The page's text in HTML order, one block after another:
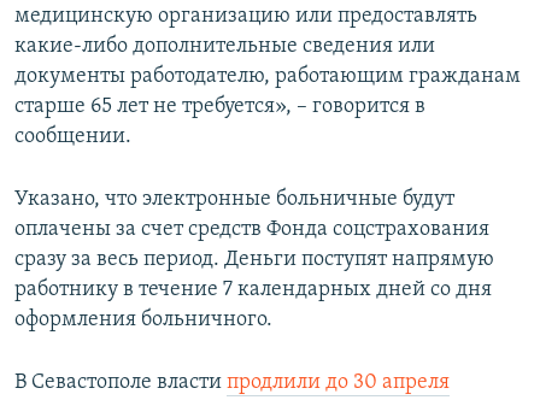
медицинскую организацию или предоставлять
какие-либо дополнительные сведения или
документы работодателю, работающим гражданам
старше 65 лет не требуется», – говорится в
сообщении.
Указано, что электронные больничные будут
оплачены за счет средств Фонда соцстрахования
сразу за весь период. Деньги поступят напрямую
работнику в течение 7 календарных дней со дня
оформления больничного.
В Севастополе власти продлили до 30 апреля